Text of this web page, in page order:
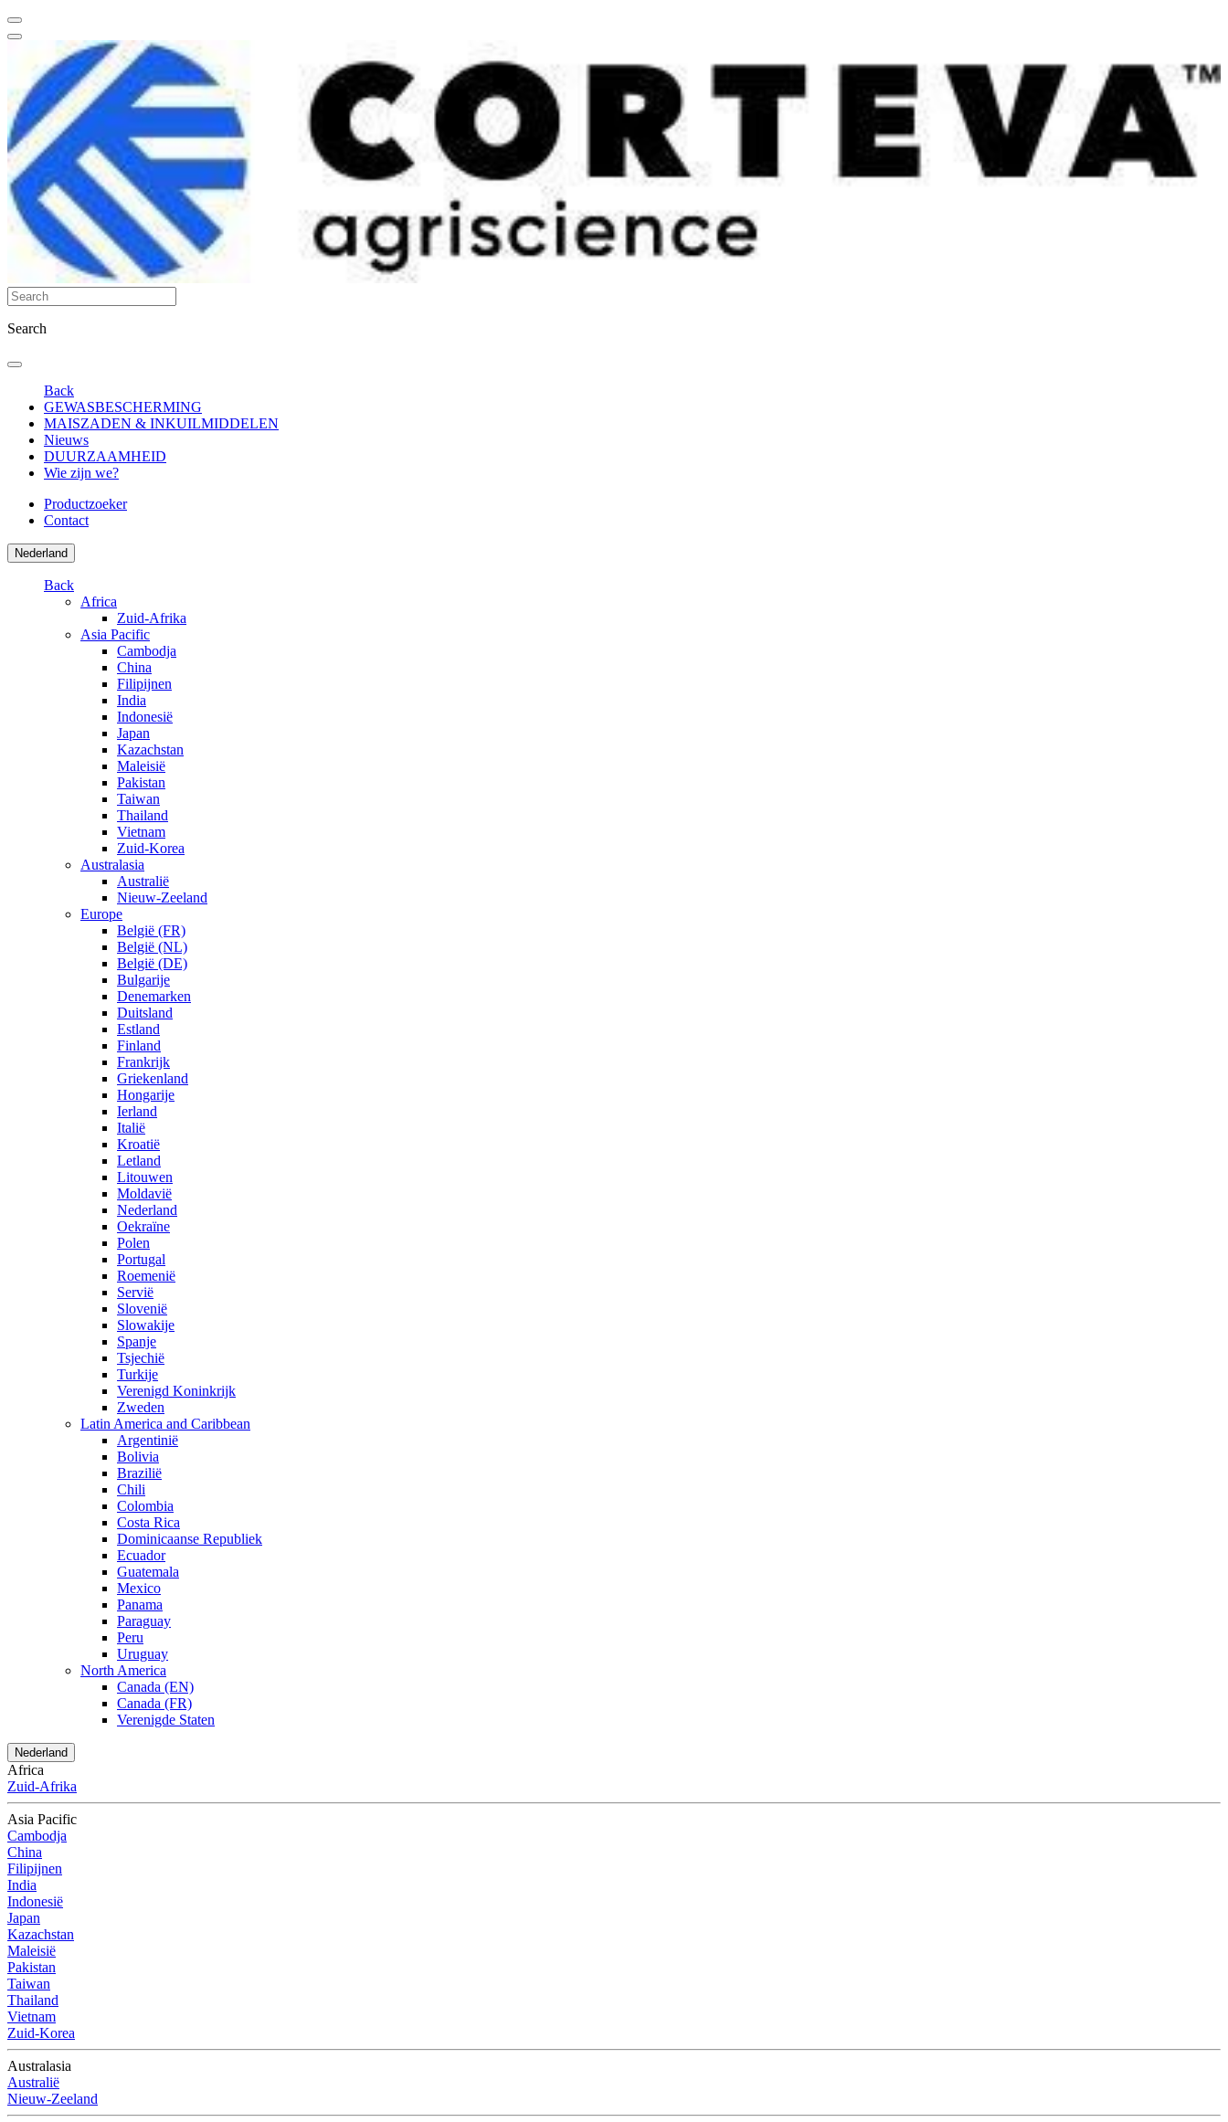
Search
Back
GEWASBESCHERMING
MAISZADEN & INKUILMIDDELEN
Nieuws
DUURZAAMHEID
Wie zijn we?
Productzoeker
Contact
Nederland
Back
Africa
Zuid-Afrika
Asia Pacific
Cambodja
China
Filipijnen
India
Indonesië
Japan
Kazachstan
Maleisië
Pakistan
Taiwan
Thailand
Vietnam
Zuid-Korea
Australasia
Australië
Nieuw-Zeeland
Europe
België (FR)
België (NL)
België (DE)
Bulgarije
Denemarken
Duitsland
Estland
Finland
Frankrijk
Griekenland
Hongarije
Ierland
Italië
Kroatië
Letland
Litouwen
Moldavië
Nederland
Oekraïne
Polen
Portugal
Roemenië
Servië
Slovenië
Slowakije
Spanje
Tsjechië
Turkije
Verenigd Koninkrijk
Zweden
Latin America and Caribbean
Argentinië
Bolivia
Brazilië
Chili
Colombia
Costa Rica
Dominicaanse Republiek
Ecuador
Guatemala
Mexico
Panama
Paraguay
Peru
Uruguay
North America
Canada (EN)
Canada (FR)
Verenigde Staten
Nederland
Africa
Zuid-Afrika
Asia Pacific
Cambodja
China
Filipijnen
India
Indonesië
Japan
Kazachstan
Maleisië
Pakistan
Taiwan
Thailand
Vietnam
Zuid-Korea
Australasia
Australië
Nieuw-Zeeland